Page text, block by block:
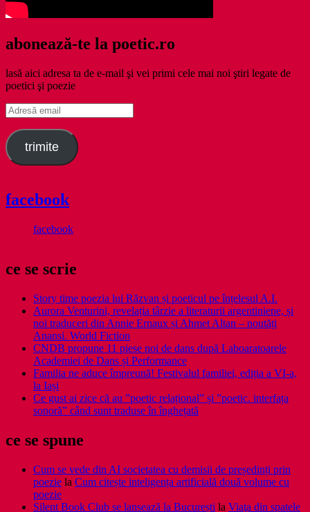
abonează-te la poetic.ro
lasă aici adresa ta de e-mail şi vei primi cele mai noi ştiri legate de
poetici şi poezie
Adresă
email
trimite
facebook
facebook
ce se scrie
Story time poezia lui Răzvan și poeticul pe înțelesul A.I.
Aurora Venturini, revelația târzie a literaturii argentiniene, și
noi traduceri din Annie Ernaux și Ahmet Altan – noutăți
Anansi. World Fiction
CNDB propune 11 piese noi de dans după Laboaratoarele
Academiei de Dans și Performance
Familia ne aduce împreună! Festivalul familiei, ediția a VI-a,
la Iași
Ce gust ai zice că au ”poetic relațional” și ”poetic. interfața
sonoră” când sunt traduse în înghețată
ce se spune
Cum se vede din AI societatea cu demisii de președinți prin
poezie la Cum citește inteligența artificială două volume cu
poezie
Silent Book Club se lansează la București la Viaţa din spatele